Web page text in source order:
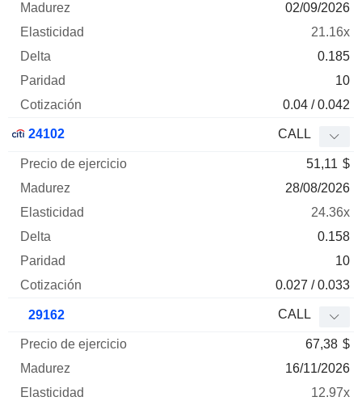
02/09/2026
21.16x
0.185
10
0.04 / 0.042
24102 CALL
51,11 $
28/08/2026
24.36x
0.158
10
0.027 / 0.033
29162 CALL
67,38 $
16/11/2026
12.97x